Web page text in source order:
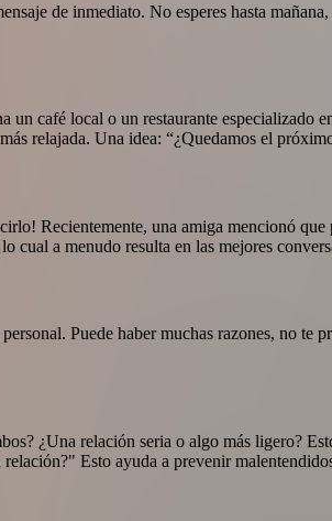
de inmediato. No esperes hasta
café local o un restaurante especializado
relajada. Una idea: “¿Quedamos el
Recientemente, una amiga mencionó
cual a menudo resulta en las mejores
Puede haber muchas razones, no te
¿Una relación seria o algo más ligero?
Esto ayuda a prevenir